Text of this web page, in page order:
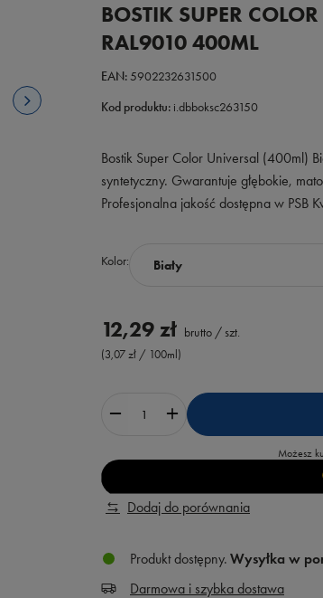
BOSTIK SUPER
RAL9010 400ML
EAN:5902232631500
Kod produktu: i.dbboksc263150
Bostik Super Color Universal (400ml)
syntetyczny. Gwarantuje głębokie,
Profesjonalna jakość dostępna w PSB
Kolor Biały
12,29 zł brutto / szt.
(3,07 zł / 100ml)
Możesz
Dodaj do porównania
Produkt dostępny Wysyłka w
Darmowa i szybka dostawa